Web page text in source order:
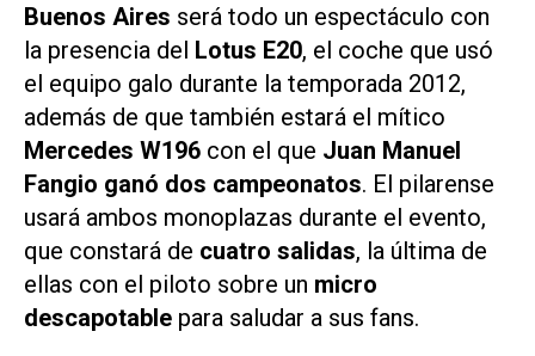
Buenos Aires será todo un espectáculo con
la presencia del Lotus E20, el coche que usó
el equipo galo durante la temporada 2012,
además de que también estará el mítico
Mercedes W196 con el que Juan Manuel
Fangio ganó dos campeonatos. El pilarense
usará ambos monoplazas durante el evento,
que constará de cuatro salidas, la última de
ellas con el piloto sobre un micro
descapotable para saludar a sus fans.